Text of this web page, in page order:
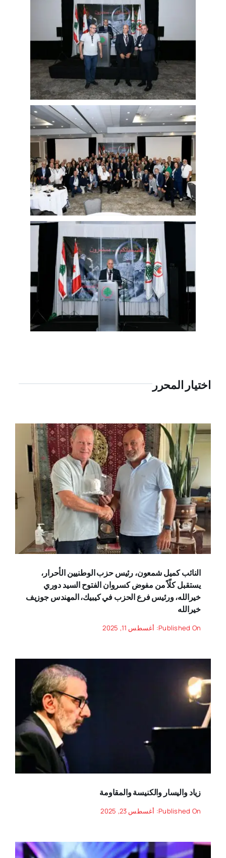
اختيار المحرر
النائب كميل شمعون، رئيس حزب الوطنيين الأحرار،
يستقبل كلّاً من مفوض كسروان الفتوح السيد دوري
خيرالله، ورئيس فرع الحزب في كيبيك، المهندس جوزيف
خيرالله
Published On: أغسطس 11, 2025
زياد واليسار والكنيسة والمقاومة
Published On: أغسطس 23, 2025